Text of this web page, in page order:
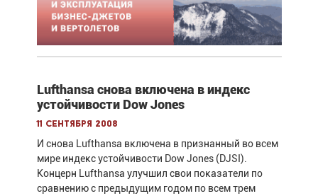
Lufthansa снова включена в индекс
устойчивости Dow Jones
11 сентября 2008
И снова Lufthansa включена в признанный во всем
мире индекс устойчивости Dow Jones (DJSI).
Концерн Lufthansa улучшил свои показатели по
сравнению с предыдущим годом по всем трем